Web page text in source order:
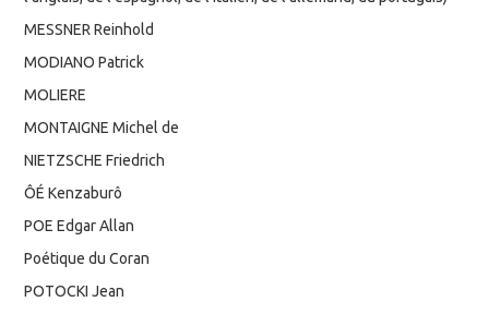
MESSNER Reinhold
MODIANO Patrick
MOLIERE
MONTAIGNE Michel de
NIETZSCHE Friedrich
ÔÉ Kenzaburô
POE Edgar Allan
Poétique du Coran
POTOCKI Jean